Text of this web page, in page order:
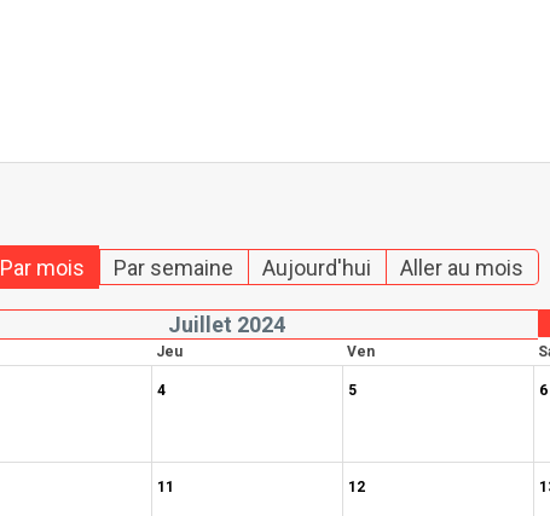
Par mois Par semaine Aujourd'hui Aller au mois
Juillet 2024
Jeu Ven
4 5 6
11 12